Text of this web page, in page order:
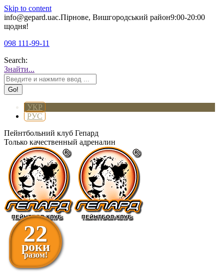
Skip to content
info@gepard.uaс.Пірнове, Вишгородський район9:00-20:00
щодня!
098 111-99-11
Search:
Знайти...
УКР
РУС
Пейнтбольний клуб Гепард
Только качественный адреналин
22
роки
разом!